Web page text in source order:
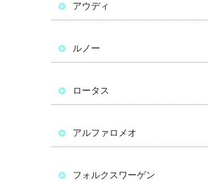
アウディ
ルノー
ロータス
アルファロメオ
フォルクスワーゲン